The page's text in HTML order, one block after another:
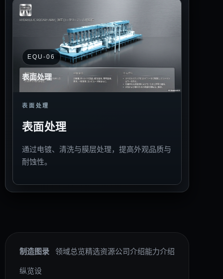
EQU-06
表面处理
表面处理
表面处理
通过电镀、清洗与膜层处理，提高外观品质与
耐蚀性。
制造图录
纵览设
领域总览精选资源公司介绍能力介绍